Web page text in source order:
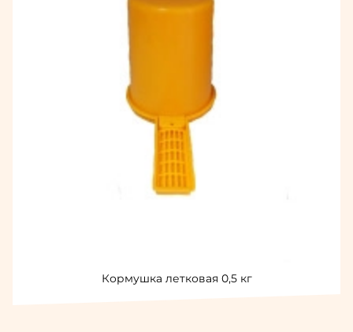
Кормушка летковая 0,5 кг